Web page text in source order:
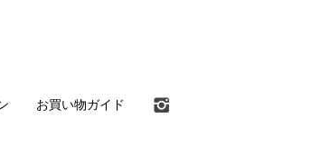
お買い物ガイド